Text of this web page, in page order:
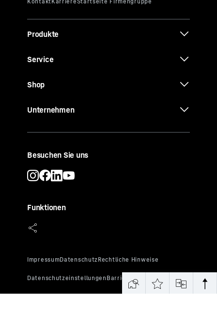
Produkte
Service
Shop
Unternehmen
Besuchen Sie uns
Funktionen